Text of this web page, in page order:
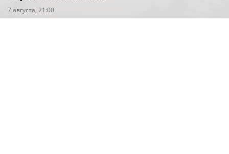
7 августа, 21:00